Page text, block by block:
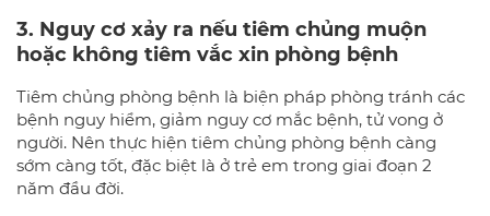
3. Nguy cơ xảy ra nếu tiêm chủng muộn
hoặc không tiêm vắc xin phòng bệnh
Tiêm chủng phòng bệnh là biện pháp phòng tránh các
bệnh nguy hiểm, giảm nguy cơ mắc bệnh, tử vong ở
người. Nên thực hiện tiêm chủng phòng bệnh càng
sớm càng tốt, đặc biệt là ở trẻ em trong giai đoạn 2
năm đầu đời.